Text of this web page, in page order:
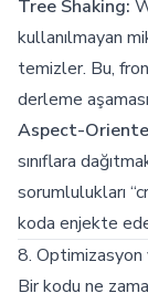
Tree Shaking:
kullanılmayan
temizler. Bu,
derleme
Aspect-
sınıflara
sorumlulukları
koda enjekte
8.
Bir kodu ne